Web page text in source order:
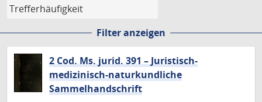
Filter anzeigen
2 Cod. Ms. jurid. 391 – Juristisch-
medizinisch-naturkundliche
Sammelhandschrift